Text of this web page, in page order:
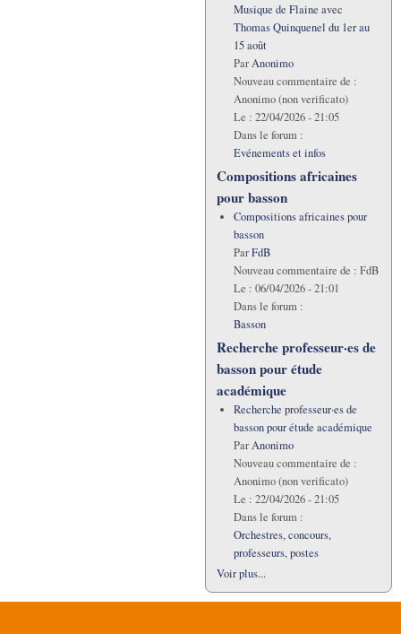
Musique de Flaine avec
Thomas Quinquenel du 1er au
15 août
ParAnonimo
Nouveau commentaire de :
Anonimo (non verificato)
Le : 22/04/2026 - 21:05
Dans le forum :
Evénements et infos
Compositions africaines
pour basson
Compositions africaines pour
basson
ParFdB
Nouveau commentaire de : FdB
Le : 06/04/2026 - 21:01
Dans le forum :
Basson
Recherche professeur·es de
basson pour étude
académique
Recherche professeur·es de
basson pour étude académique
ParAnonimo
Nouveau commentaire de :
Anonimo (non verificato)
Le : 22/04/2026 - 21:05
Dans le forum :
Orchestres, concours,
professeurs, postes
Voir plus...